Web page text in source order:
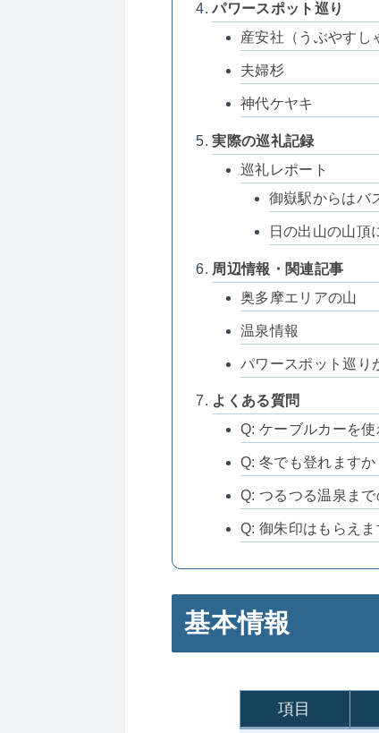
パワースポット巡り
産安社（うぶやすし
夫婦杉
神代ケヤキ
実際の巡礼記録
巡礼レポート
御嶽駅からはバ
日の出山の山頂
周辺情報・関連記事
奥多摩エリアの山
温泉情報
パワースポット巡り
よくある質問
Q: ケーブルカーを
Q: 冬でも登れますか
Q: つるつる温泉ま
Q: 御朱印はもらえま
基本情報
項目